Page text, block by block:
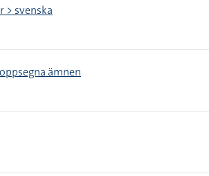
> svenska
ämnen